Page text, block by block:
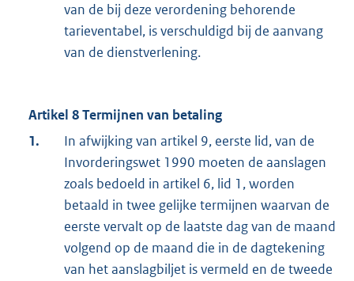
van de bij deze verordening behorende
tarieventabel, is verschuldigd bij de aanvang
van de dienstverlening.
Artikel 8 Termijnen van betaling
1.
In afwijking van artikel 9, eerste lid, van de
Invorderingswet 1990 moeten de aanslagen
zoals bedoeld in artikel 6, lid 1, worden
betaald in twee gelijke termijnen waarvan de
eerste vervalt op de laatste dag van de maand
volgend op de maand die in de dagtekening
van het aanslagbiljet is vermeld en de tweede